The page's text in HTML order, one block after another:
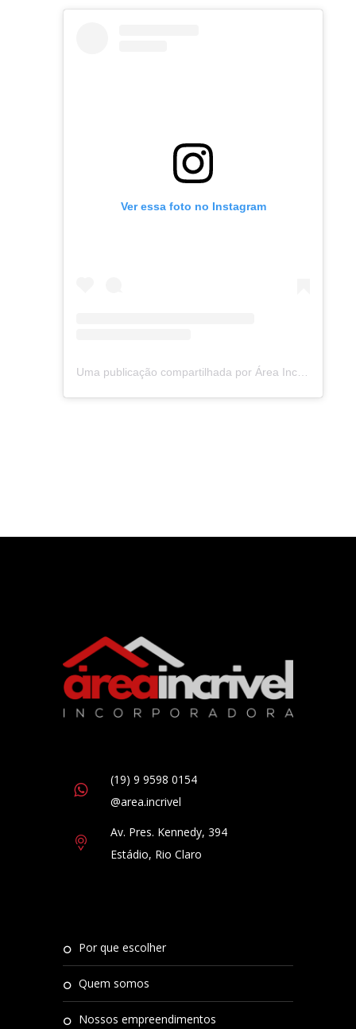
Ver essa foto no Instagram
(19) 9 9598 0154
@area.incrivel
Av. Pres. Kennedy, 394
Estádio, Rio Claro
por que escolher
quem somos
nossos empreendimentos